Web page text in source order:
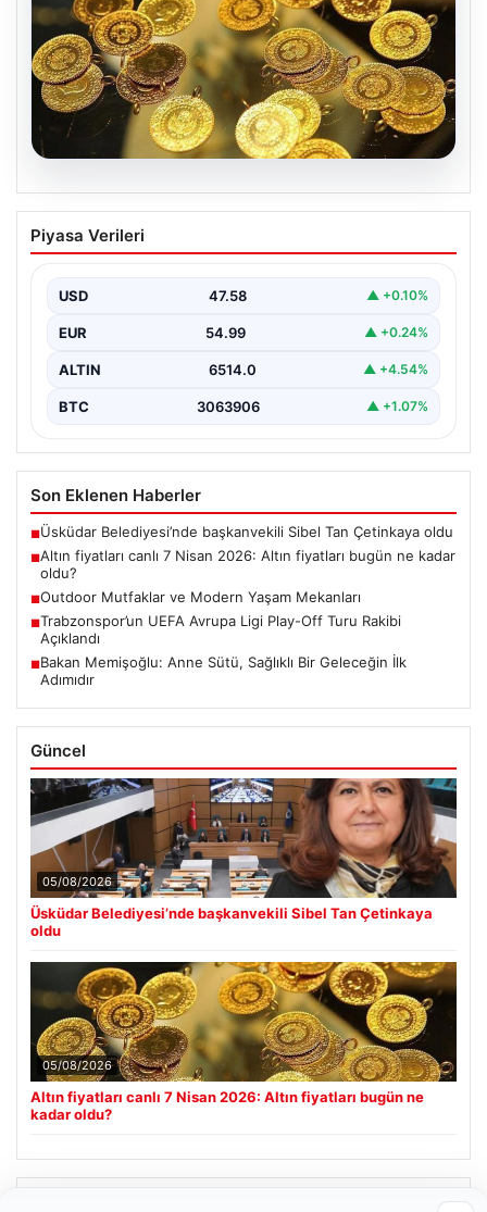
Altın fiyatları canlı 7 Nisan 2026: Altın
fiyatları bugün ne kadar oldu?
Piyasa Verileri
USD 47.58 ▲ +0.10%
EUR 54.99 ▲ +0.24%
ALTIN 6514.0 ▲ +4.54%
BTC 3063906 ▲ +1.07%
Son Eklenen Haberler
■Üsküdar Belediyesi’nde başkanvekili Sibel Tan Çetinkaya oldu
■Altın fiyatları canlı 7 Nisan 2026: Altın fiyatları bugün ne kadar
oldu?
■Outdoor Mutfaklar ve Modern Yaşam Mekanları
■Trabzonspor’un UEFA Avrupa Ligi Play-Off Turu Rakibi
Açıklandı
■Bakan Memişoğlu: Anne Sütü, Sağlıklı Bir Geleceğin İlk
Adımıdır
Güncel
05/08/2026
Üsküdar Belediyesi’nde başkanvekili Sibel Tan Çetinkaya
oldu
05/08/2026
Altın fiyatları canlı 7 Nisan 2026: Altın fiyatları bugün ne
kadar oldu?